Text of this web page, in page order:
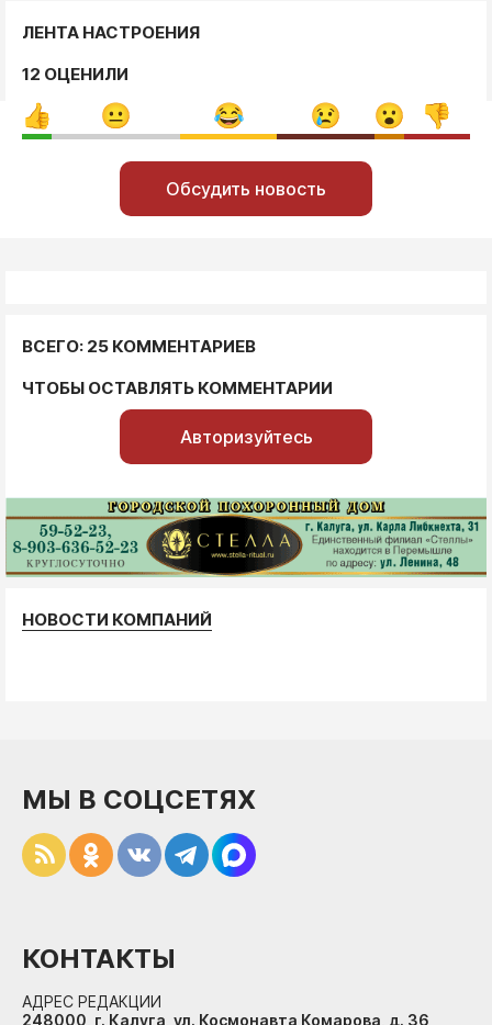
ЛЕНТА НАСТРОЕНИЯ
12 ОЦЕНИЛИ
Обсудить новость
ВСЕГО: 25 КОММЕНТАРИЕВ
ЧТОБЫ ОСТАВЛЯТЬ КОММЕНТАРИИ
Авторизуйтесь
НОВОСТИ КОМПАНИЙ
МЫ В СОЦСЕТЯХ
КОНТАКТЫ
АДРЕС РЕДАКЦИИ
248000, г. Калуга, ул. Космонавта Комарова, д. 36